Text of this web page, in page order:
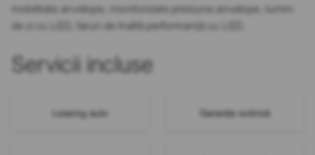
mobilitate anvelope, monitorizare presiune anvelope, lumini
de zi cu LED, faruri de înaltă performanță cu LED,
Servicii incluse
Leasing auto Garanție extinsă